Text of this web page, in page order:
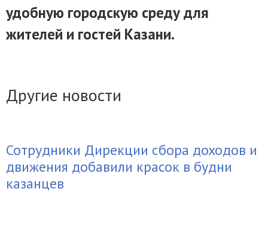
удобную городскую среду для
жителей и гостей Казани.
Другие новости
Сотрудники Дирекции сбора доходов и
движения добавили красок в будни
казанцев